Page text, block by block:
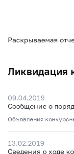
Раскрываемая
Ликвидация
09.04.2019
Сообщение о
Объявления
13.02.2019
Сведения о ходе